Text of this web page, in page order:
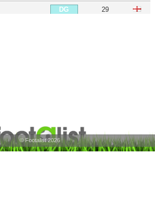
DG 29
AIG 31
© Footalist 2026